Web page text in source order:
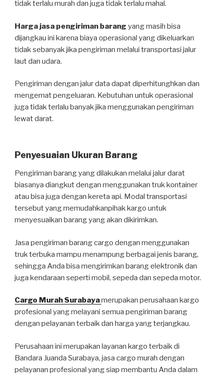
tidak terlalu murah dan juga tidak terlalu mahal.
Harga jasa pengiriman barang yang masih bisa
dijangkau ini karena biaya operasional yang dikeluarkan
tidak sebanyak jika pengiriman melalui transportasi jalur
laut dan udara.
Pengiriman dengan jalur data dapat diperhitunghkan dan
mengemat pengeluaran. Kebutuhan untuk operasional
juga tidak terlalu banyak jika menggunakan pengiriman
lewat darat.
Penyesuaian Ukuran Barang
Pengiriman barang yang dilakukan melalui jalur darat
biasanya diangkut dengan menggunakan truk kontainer
atau bisa juga dengan kereta api. Modal transportasi
tersebut yang memudahkanpihak kargo untuk
menyesuaikan barang yang akan dikirimkan.
Jasa pengiriman barang cargo dengan menggunakan
truk terbuka mampu menampung berbagai jenis barang,
sehingga Anda bisa mengirimkan barang elektronik dan
juga kendaraan seperti mobil, sepeda dan sepeda motor.
Cargo Murah Surabayamerupakan perusahaan kargo
profesional yang melayani semua pengiriman barang
dengan pelayanan terbaik dan harga yang terjangkau.
Perusahaan ini merupakan layanan kargo terbaik di
Bandara Juanda Surabaya, jasa cargo murah dengan
pelayanan profesional yang siap membantu Anda dalam